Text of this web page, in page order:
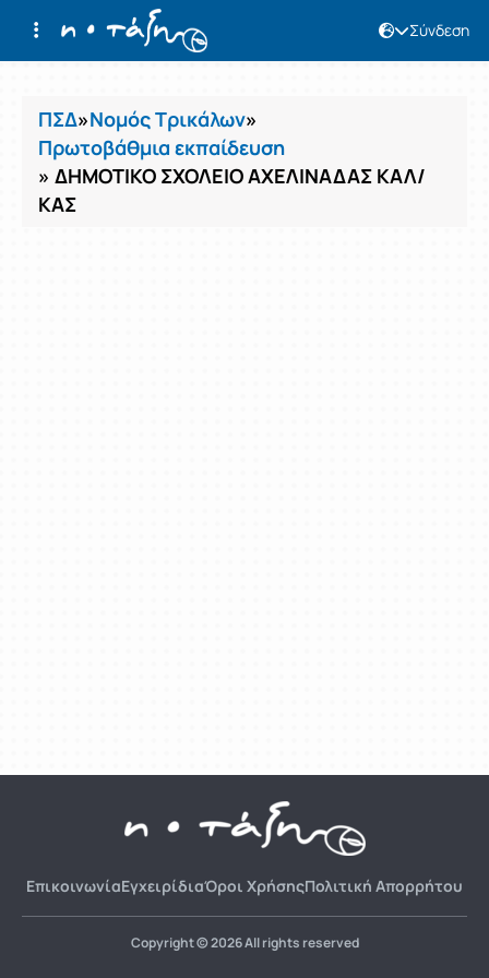
Σύνδεση
Μαθήματα
ΠΣΔ»Νομός Τρικάλων»
Πρωτοβάθμια εκπαίδευση
» ΔΗΜΟΤΙΚΟ ΣΧΟΛΕΙΟ ΑΧΕΛΙΝΑΔΑΣ ΚΑΛ/
ΚΑΣ
ΕπικοινωνίαΕγχειρίδιαΌροι ΧρήσηςΠολιτική Απορρήτου
Copyright © 2026 All rights reserved